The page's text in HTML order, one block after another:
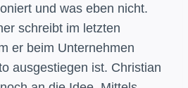
und was eben nicht.
schreibt im letzten
er beim Unternehmen
ausgestiegen ist. Christian